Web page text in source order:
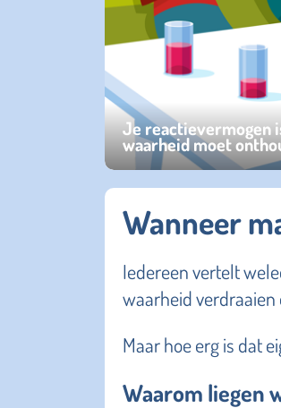
Je reactievermogen
waarheid moet
Wanneer
Iedereen vertelt
waarheid
Maar hoe erg is dat
Waarom liegen